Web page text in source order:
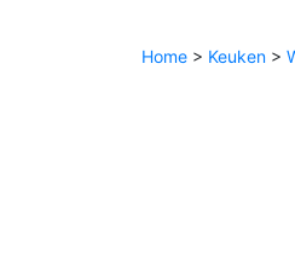
Home > Keuken >